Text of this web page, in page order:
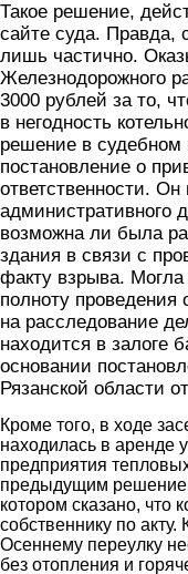
Такое решение,
сайте суда. Правда,
лишь частично.
Железнодорожного
3000 рублей за то,
в негодность
решение в судебном
постановление о
ответственности.
административного
возможна ли была
здания в связи с
факту взрыва. Могла
полноту
на расследование
находится в залоге
основании
Рязанской области
Кроме того, в ходе
находилась в аренде
предприятия
предыдущим
котором сказано, что
собственнику по
Осеннему переулку
без отопления и